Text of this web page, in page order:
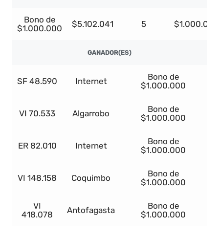
Bono de
$1.000.000
$5.102.041 5 $1.000.000
GANADOR(ES)
SF 48.590 Internet
Bono de
$1.000.000
VI 70.533 Algarrobo
Bono de
$1.000.000
ER 82.010 Internet
Bono de
$1.000.000
VI 148.158 Coquimbo
Bono de
$1.000.000
VI
418.078
Antofagasta
Bono de
$1.000.000